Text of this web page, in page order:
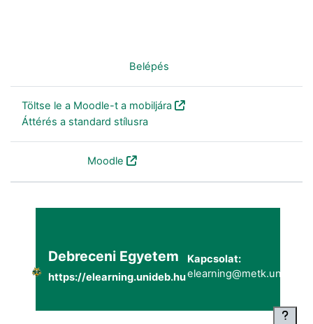
Belépés
Töltse le a Moodle-t a mobiljára
Áttérés a standard stílusra
Moodle
Debreceni Egyetem
https://elearning.unideb.hu
Kapcsolat: